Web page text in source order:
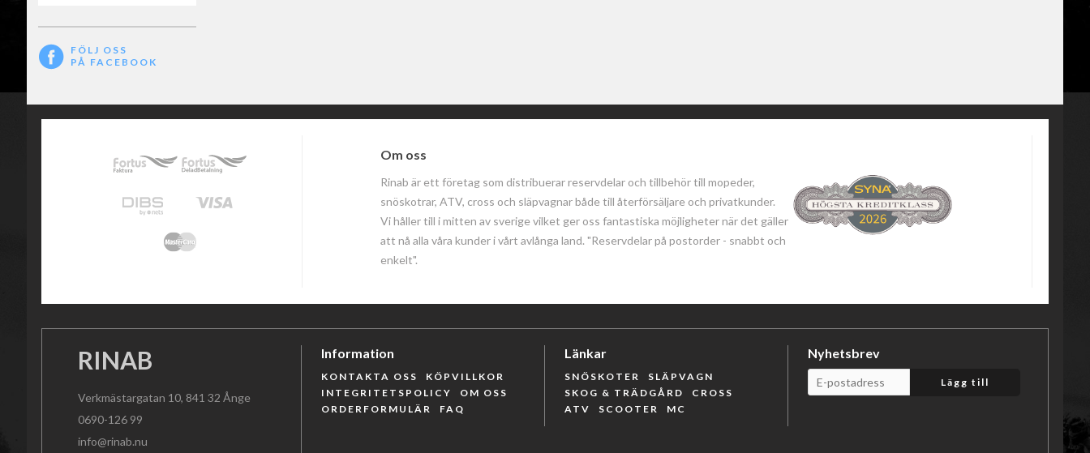
FÖLJ OSS
PÅ FACEBOOK
Om oss
Rinab är ett företag som distribuerar reservdelar och tillbehör till mopeder,
snöskotrar, ATV, cross och släpvagnar både till återförsäljare och privatkunder.
Vi håller till i mitten av sverige vilket ger oss fantastiska möjligheter när det gäller
att nå alla våra kunder i vårt avlånga land. "Reservdelar på postorder - snabbt och
enkelt".
RINAB
Verkmästargatan 10, 841 32 Ånge
0690-126 99
info@rinab.nu
Information
KONTAKTA OSS
KÖPVILLKOR
INTEGRITETSPOLICY
OM OSS
ORDERFORMULÄR
FAQ
Länkar
SNÖSKOTER
SLÄPVAGN
SKOG & TRÄDGÅRD
CROSS
ATV
SCOOTER MC
Nyhetsbrev
Lägg till